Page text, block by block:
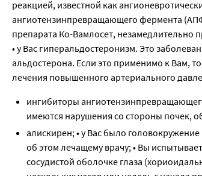
реакцией, известной как
ангиотензинпревращающего фермента
препарата Ко-Вамлосет, незамедлительно
• у Вас гиперальдостеронизм. Это
альдостерона. Если это применимо к Вам,
лечения повышенного артериального
ингибиторы
имеются нарушения со стороны почек,
алискирен; • у Вас было
об этом лечащему врачу; • Вы
сосудистой оболочке глаза